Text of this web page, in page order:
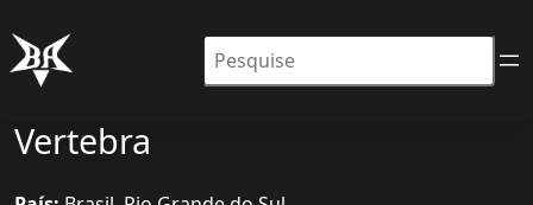
Pesquisar
Vertebra